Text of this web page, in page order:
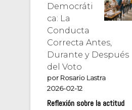
Democráti
ca: La
Conducta
Correcta Antes,
Durante y Después
del Voto
por Rosario Lastra
2026-02-12
Reflexión sobre la actitud